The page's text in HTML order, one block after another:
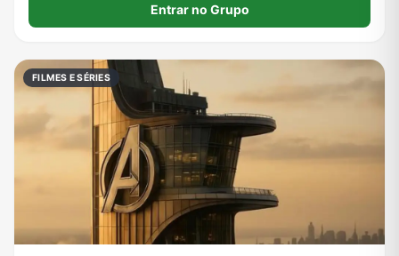
Entrar no Grupo
FILMES E SÉRIES